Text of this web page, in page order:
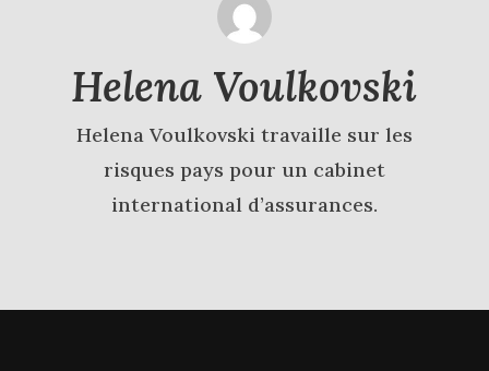
Helena Voulkovski
Helena Voulkovski travaille sur les
risques pays pour un cabinet
international d’assurances.